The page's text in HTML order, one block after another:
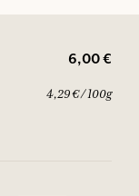
6,00 €
4,29 € / 100g